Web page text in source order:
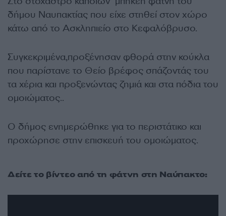
δήμου Ναυπακτίας που είχε στηθεί στον χώρο
κάτω από το Ασκληπιείο στο Κεφαλόβρυσο.
Συγκεκριμένα,προξένησαν φθορά στην κούκλα
που παρίστανε το Θείο βρέφος σπάζοντάς του
τα χέρια και προξενώντας ζημιά και στα πόδια του
ομοιώματος..
Ο δήμος ενημερώθηκε για το περιστάτικο και
προχώρησε στην επισκευή του ομοιώματος.
Δείτε το βίντεο από τη φάτνη στη Ναύπακτο: